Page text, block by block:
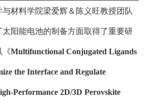
材料学院梁爱辉＆陈义旺教授团队
阳能电池的制备方面取得了重要研
《Multifunctional Conjugated Ligands
the Interface and Regulate
Performance 2D/3D Perovskite